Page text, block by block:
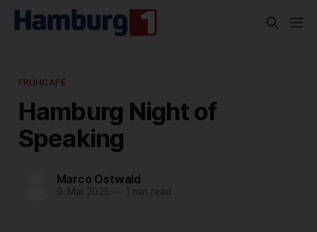
FRÜHCAFÉ
Hamburg Night of
Speaking
Marco Ostwald
9. Mai 2025 —1 min read